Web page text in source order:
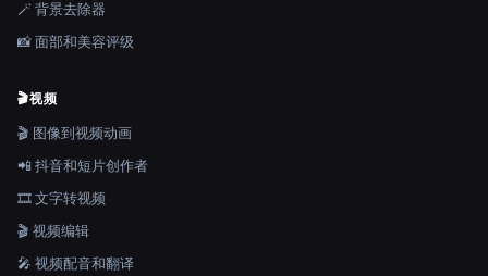
🪄 背景去除器
📸 面部和美容评级
🎬视频
🎬 图像到视频动画
📲 抖音和短片创作者
🎞️ 文字转视频
🎬 视频编辑
🎤 视频配音和翻译